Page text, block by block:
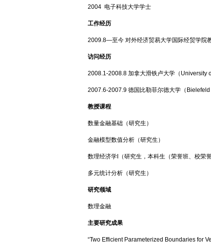
2004 电子科技大学学士
工作经历
2009.8—至今 对外经济贸易大学国际经贸学院
访问经历
2008.1-2008.8 加拿大滑铁卢大学（University
2007.6-2007.9 德国比勒菲尔德大学（
教授课程
数量金融基础（研究生）
金融模型数值分析（研究生）
数理经济学I（研究生，本科生（荣誉班、校荣誉
多元统计分析（研究生）
研究领域
数理金融
主要研究成果
“Two Efficient Parameterized Boundaries for